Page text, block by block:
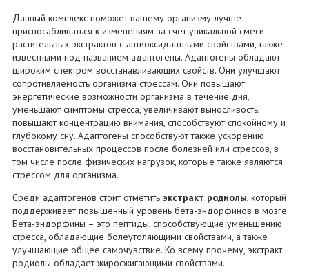
Данный комплекс поможет вашему организму лучше
приспосабливаться к изменениям за счет уникальной смеси
растительных экстрактов с антиоксидантными свойствами, также
известными под названием адаптогены. Адаптогены обладают
широким спектром восстанавливающих свойств. Они улучшают
сопротивляемость организма стрессам. Они повышают
энергетические возможности организма в течение дня,
уменьшают симптомы стресса, увеличивают выносливость,
повышают концентрацию внимания, способствуют спокойному и
глубокому сну. Адаптогены способствуют также ускорению
восстановительных процессов после болезней или стрессов, в
том числе после физических нагрузок, которые также являются
стрессом для организма.
Среди адаптогенов стоит отметить экстракт родиолы, который
поддерживает повышенный уровень бета-эндорфинов в мозге.
Бета-эндорфины – это пептиды, способствующие уменьшению
стресса, обладающие болеутоляющими свойствами, а также
улучшающие общее самочувствие. Ко всему прочему, экстракт
родиолы обладает жиросжигающими свойствами.